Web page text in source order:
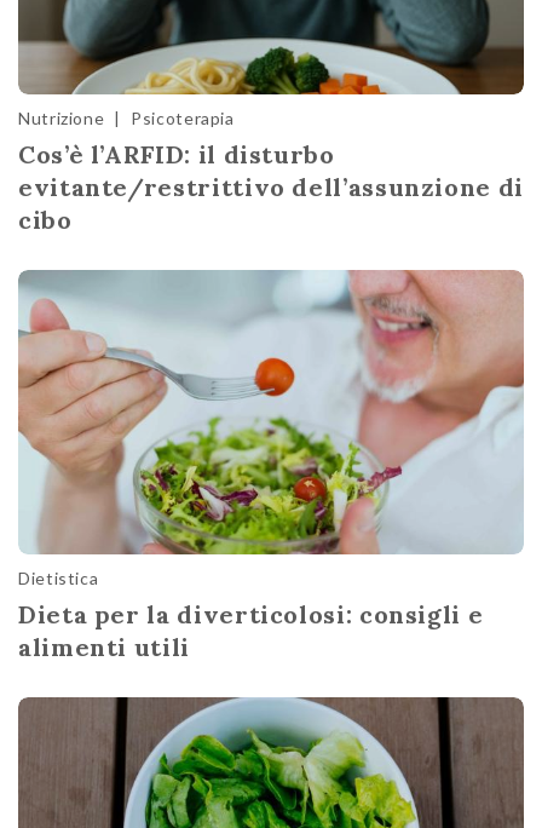
Nutrizione | Psicoterapia
Cos’è l’ARFID: il disturbo
evitante/restrittivo dell’assunzione di
cibo
Dietistica
Dieta per la diverticolosi: consigli e
alimenti utili